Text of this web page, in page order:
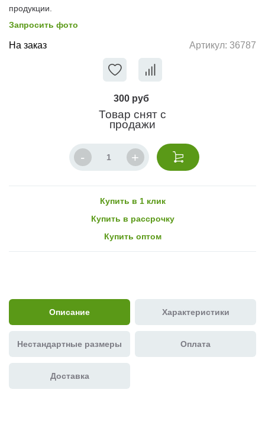
продукции.
Запросить фото
На заказ Артикул: 36787
300 руб
Товар снят с
продажи
Купить в 1 клик
Купить в рассрочку
Купить оптом
Описание Характеристики
Нестандартные размеры Оплата
Доставка